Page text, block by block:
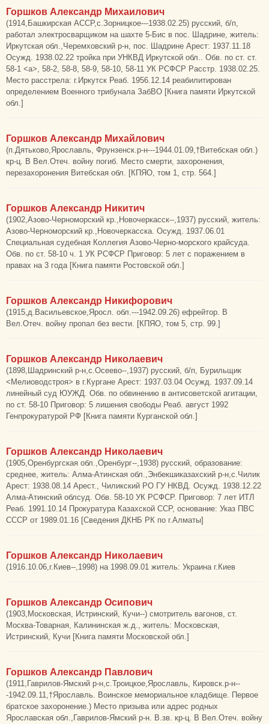
Горшков Александр Михаилович
(1914,Башкирская АССР,с.Зорницкое---1938.02.25) русский, б/п,
работал электросварщиком на шахте 5-Бис в пос. Шадрине, житель:
Иркутская обл.,Черемховский р-н, пос. Шадрине Арест: 1937.11.18
Осужд. 1938.02.22 тройка при УНКВД Иркутской обл.. Обв. по ст. ст.
58-1 <а>, 58-2, 58-8, 58-9, 58-10, 58-11 УК РСФСР Расстр. 1938.02.25.
Место расстрела: г.Иркутск Реаб. 1956.12.14 реабилитирован
определением Военного трибунала ЗабВО [Книга памяти Иркутской
обл.]
Горшков Александр Михайлович
(п.Дятьково,Ярославль, Фрунзенск.р-н---1944.01.09,†Витебская обл.)
кр-ц. В Вел.Отеч. войну погиб. Место смерти, захоронения,
перезахоронения Витебская обл. [КПЯО, том 1, стр. 564.]
Горшков Александр Никитич
(1902,Азово-Черноморский кр.,Новочеркасск--,1937) русский, житель:
Азово-Черноморский кр.,Новочеркасска. Осужд. 1937.06.01
Специальная судебная Коллегия Азово-Черно-морского крайсуда.
Обв. по ст. 58-10 ч. 1 УК РСФСР Приговор: 5 лет с поражением в
правах на 3 года [Книга памяти Ростовской обл.]
Горшков Александр Никифорович
(1915,д.Васильевское,Яросл. обл.---1942.09.26) ефрейтор. В
Вел.Отеч. войну пропал без вести. [КПЯО, том 5, стр. 99.]
Горшков Александр Николаевич
(1898,Шадринский р-н,с.Осеево--,1937) русский, б/п, Бурильщик
<Мелиоводстроя> в г.Кургане Арест: 1937.03.04 Осужд. 1937.09.14
линейный суд ЮУЖД. Обв. по обвинению в антисоветской агитации,
по ст. 58-10 Приговор: 5 лишения свободы Реаб. август 1992
Генпрокуратурой РФ [Книга памяти Курганской обл.]
Горшков Александр Николаевич
(1905,Оренбургская обл.,Оренбург--,1938) русский, образование:
среднее, житель: Алма-Атинская обл.,Энбекшиказахский р-н,с.Чилик
Арест: 1938.08.14 Арест., Чиликский РО ГУ НКВД. Осужд. 1938.12.22
Алма-Атинский облсуд. Обв. 58-10 УК РСФСР. Приговор: 7 лет ИТЛ
Реаб. 1991.10.14 Прокуратура Казахской ССР, основание: Указ ПВС
СССР от 1989.01.16 [Сведения ДКНБ РК по г.Алматы]
Горшков Александр Николаевич
(1916.10.06,г.Киев--,1998) на 1998.09.01 житель: Украина г.Киев
Горшков Александр Осипович
(1903,Московская, Истринский, Кучи--) смотритель вагонов, ст.
Москва-Товарная, Калининская ж.д., житель: Московская,
Истринский, Кучи [Книга памяти Московской обл.]
Горшков Александр Павлович
(1911,Гаврилов-Ямский р-н,с.Троицкое,Ярославль, Кировск.р-н--
-1942.09.11,†Ярославль. Воинское мемориальное кладбище. Первое
братское захоронение.) Место призыва или адрес родных
Ярославская обл.,Гаврилов-Ямский р-н. В.зв. кр-ц. В Вел.Отеч. войну